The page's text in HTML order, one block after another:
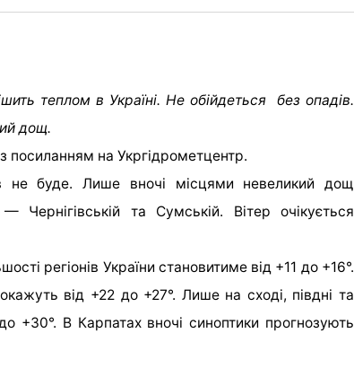
теплом в Україні. Не обійдеться без опадів.
дощ.
посиланням на Укргідрометцентр.
не буде. Лише вночі місцями невеликий дощ
та Сумській. Вітер очікується
регіонів України становитиме від +11 до +16°.
від +22 до +27°. Лише на сході, півдні та
+30°. В Карпатах вночі синоптики прогнозують